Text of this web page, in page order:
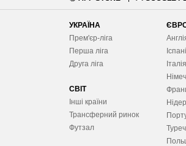
УКРАЇНА
Прем'єр-ліга
Перша ліга
Друга ліга
СВІТ
Інші країни
Трансферний ринок
Футзал
Італія